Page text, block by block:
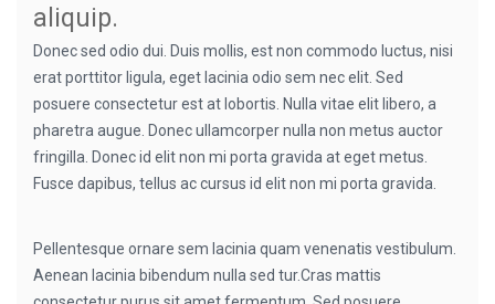
aliquip.
Donec sed odio dui. Duis mollis, est non commodo luctus, nisi
erat porttitor ligula, eget lacinia odio sem nec elit. Sed
posuere consectetur est at lobortis. Nulla vitae elit libero, a
pharetra augue. Donec ullamcorper nulla non metus auctor
fringilla. Donec id elit non mi porta gravida at eget metus.
Fusce dapibus, tellus ac cursus id elit non mi porta gravida.
Pellentesque ornare sem lacinia quam venenatis vestibulum.
Aenean lacinia bibendum nulla sed tur.Cras mattis